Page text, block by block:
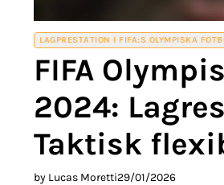
LAGPRESTATION I FIFA:S OLYMPISKA
FIFA
2024:
Taktisk
by Lucas Moretti29/01/2026